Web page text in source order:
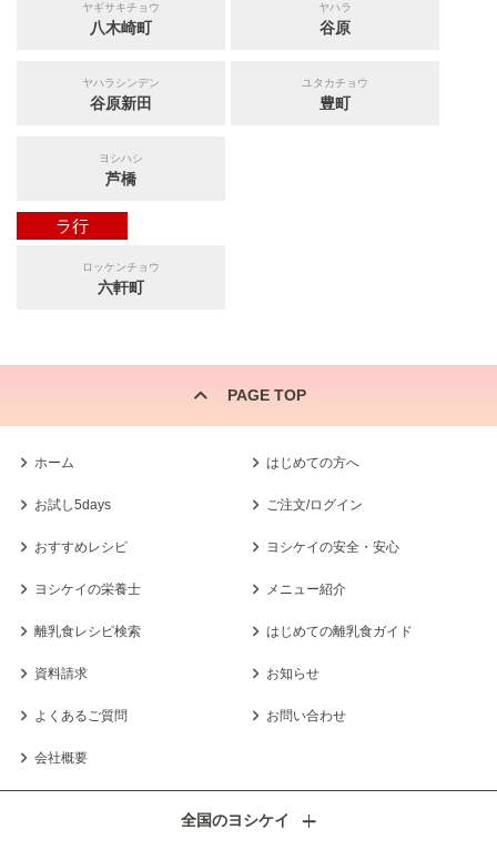
ヤギサキチョウ
八木崎町
ヤハラ
谷原
ヤハラシンデン
谷原新田
ユタカチョウ
豊町
ヨシハシ
芦橋
ラ行
ロッケンチョウ
六軒町
PAGE TOP
ホーム はじめての方へ
お試し5days ご注文/ログイン
おすすめレシピ ヨシケイの安全・安心
ヨシケイの栄養士 メニュー紹介
離乳食レシピ検索 はじめての離乳食ガイド
資料請求 お知らせ
よくあるご質問 お問い合わせ
会社概要
全国のヨシケイ